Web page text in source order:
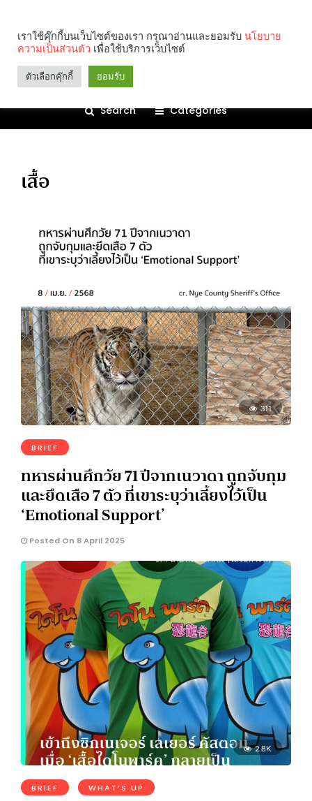
Search Categories
เสื้อ
311
BRIEF
ทหารผ่านศึกวัย 71 ปีจากเนวาดา ถูกจับกุม
และยึดเสือ 7 ตัว ที่เขาระบุว่าเลี้ยงไว้เป็น
‘Emotional Support’
Posted On 8 April 2025
2.8K
BRIEF WHAT’S UP
เราใช้คุ๊กกี้บนเว็บไซต์ของเรา กรุณาอ่านและยอมรับ นโยบาย
ความเป็นส่วนตัว เพื่อใช้บริการเว็บไซต์
ตัวเลือกคุ๊กกี้ ยอมรับ